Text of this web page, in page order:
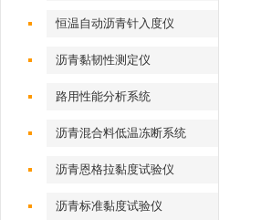
恒温自动沥青针入度仪
沥青黏韧性测定仪
路用性能分析系统
沥青混合料低温冻断系统
沥青恩格拉黏度试验仪
沥青标准黏度试验仪